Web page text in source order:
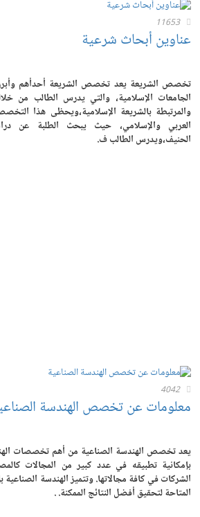
11653
عناوين أبحاث شرعية
تخصص الشريعة يعد تخصص الشريعة أحدأهم
الجامعات الإسلامية، والتي يدرس الطالب من
والمرتبطة بالشريعة الإسلامية،ويحظى هذا
العربي والإسلامي، حيث يبحث الطلبة عن
الحنيف،ويدرس الطالب ف.
4042
معلومات عن تخصص الهندسة
يعد تخصص الهندسة الصناعية من أهم تخصصات
بإمكانية تطبيقه في عدد كبير من المجالات
الشركات في كافة مجالاتها. وتتميز الهندسة الصناعية
المتاحة لتحقيق أفضل النتائج الممكنة. .